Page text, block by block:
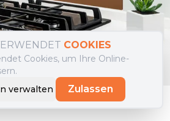
One Pink Tulip
COOKIES
Cookies, um Ihre Online-
verwalten
Zulassen